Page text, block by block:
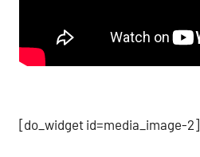
[do_widget id=media_image-2]